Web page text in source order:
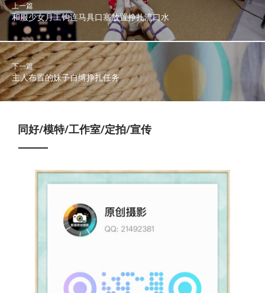
上一篇
和服少女月工钩连马具口塞放置挣扎流口水
下一篇
主人布置的妹子自缚挣扎任务
同好/模特/工作室/定拍/宣传